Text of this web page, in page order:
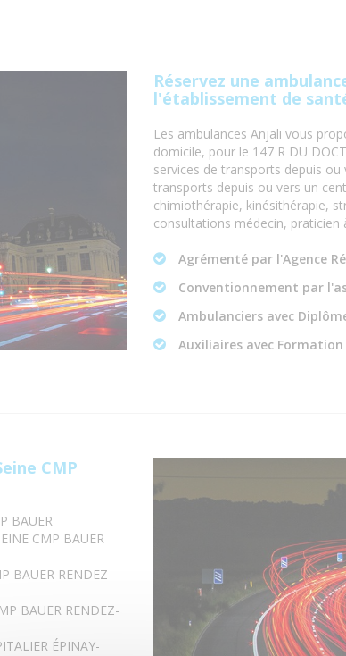
Réservez une
l'établissement de
Les ambulances Anjali vous
domicile, pour le 147 R DU
services de transports depuis
transports depuis ou vers un
chimiothérapie, kinésithérapie,
consultations médecin, praticien
Agrémenté par l'Agence
Conventionnement par
Ambulanciers avec
Auxiliaires avec
CMP
BAUER
CMP BAUER
BAUER RENDEZ
BAUER RENDEZ-
ÉPINAY-